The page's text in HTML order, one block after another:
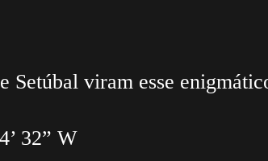
Setúbal viram esse
32” W